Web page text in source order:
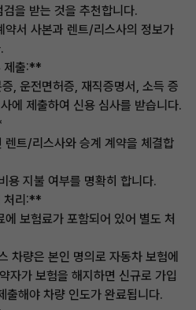
을 받는 것을 추천합니다.
약서 사본과 렌트/리스사의 정보가
제출:**
, 운전면허증, 재직증명서, 소득 증
에 제출하여 신용 심사를 받습니다.
렌트/리스사와 승계 계약을 체결합
용 지불 여부를 명확히 합니다.
처리:**
보험료가 포함되어 있어 별도 처
량은 본인 명의로 자동차 보험에
자가 보험을 해지하면 신규로 가입
출해야 차량 인도가 완료됩니다.